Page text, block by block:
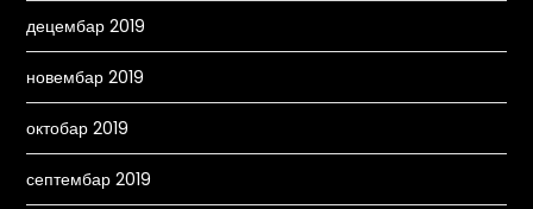
децембар 2019
новембар 2019
октобар 2019
септембар 2019